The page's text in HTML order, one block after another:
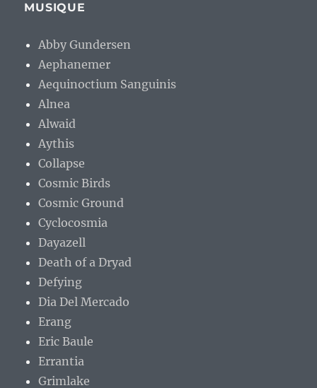
MUSIQUE
Abby Gundersen
Aephanemer
Aequinoctium Sanguinis
Alnea
Alwaid
Aythis
Collapse
Cosmic Birds
Cosmic Ground
Cyclocosmia
Dayazell
Death of a Dryad
Defying
Dia Del Mercado
Erang
Eric Baule
Errantia
Grimlake